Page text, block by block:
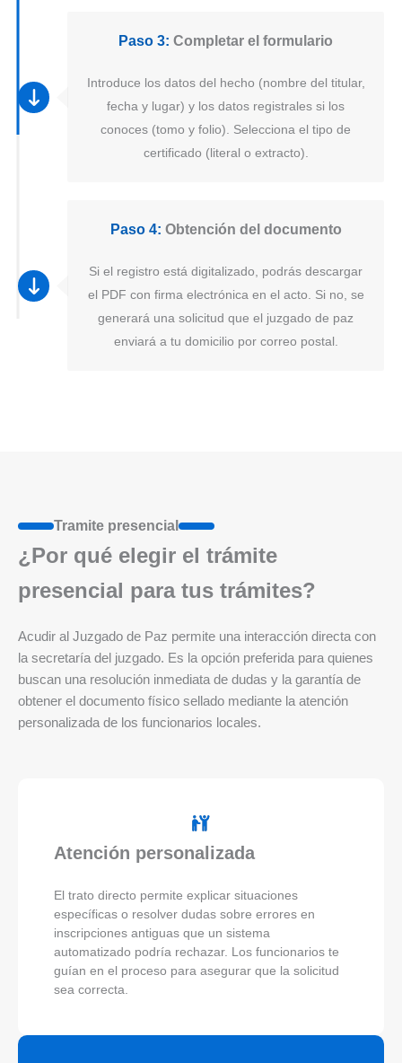
Paso 3: Completar el formulario
Introduce los datos del hecho (nombre del titular,
fecha y lugar) y los datos registrales si los
conoces (tomo y folio). Selecciona el tipo de
certificado (literal o extracto).
Paso 4: Obtención del documento
Si el registro está digitalizado, podrás descargar
el PDF con firma electrónica en el acto. Si no, se
generará una solicitud que el juzgado de paz
enviará a tu domicilio por correo postal.
Tramite presencial
¿Por qué elegir el trámite
presencial para tus trámites?
Acudir al Juzgado de Paz permite una interacción directa con
la secretaría del juzgado. Es la opción preferida para quienes
buscan una resolución inmediata de dudas y la garantía de
obtener el documento físico sellado mediante la atención
personalizada de los funcionarios locales.
Atención personalizada
El trato directo permite explicar situaciones
específicas o resolver dudas sobre errores en
inscripciones antiguas que un sistema
automatizado podría rechazar. Los funcionarios te
guían en el proceso para asegurar que la solicitud
sea correcta.